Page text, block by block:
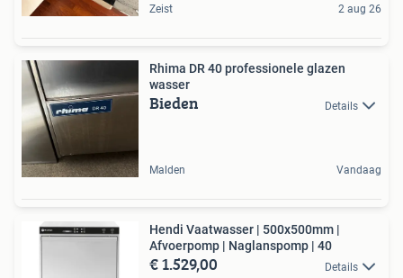
Zeist 2 aug 26
Rhima DR 40 professionele glazen
wasser
Bieden Details
Malden Vandaag
Hendi Vaatwasser | 500x500mm |
Afvoerpomp | Naglanspomp | 40
€ 1.529,00 Details